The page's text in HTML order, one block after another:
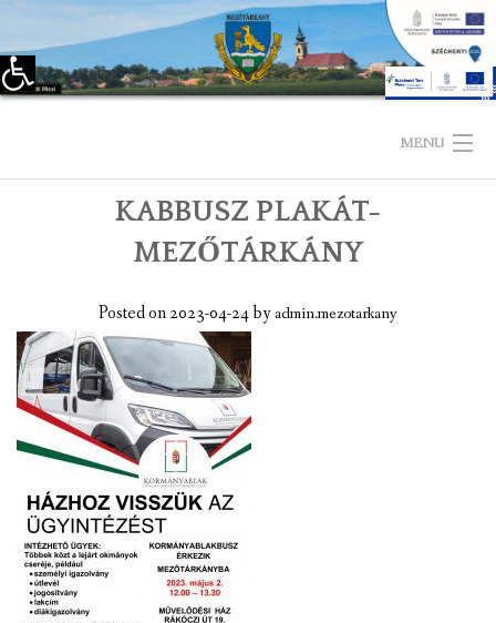
Eszköztár megnyitása
MENU
LÁTNIVALÓK
KAPCSOLAT
ÖNKORMÁNYZAT
KÉPVISELŐ-TESTÜLET
VÁLASZTÁSI INFORMÁCIÓK
NEMZETISÉGI ÖNKORMÁNYZAT
KABBUSZ PLAKÁT-
MEZŐTÁRKÁNY
Posted on2023-04-24byadmin.mezotarkany